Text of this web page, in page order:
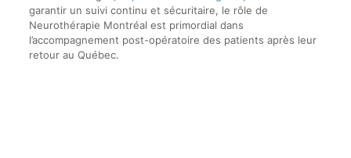
garantir un suivi continu et sécuritaire, le rôle de
Neurothérapie Montréal est primordial dans
l’accompagnement post-opératoire des patients après leur
retour au Québec.